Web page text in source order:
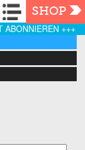
Navigation
SHOP
ABONNIEREN +++